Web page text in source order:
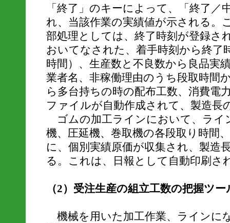
「終了」のキーによって、「終了／
れ、当該作業の実績値が示される。
部処理としては、終了時刻が登録さ
おいてなされた、着手時刻から終了
時間）、生産数と不良数から良品実
業者名、非稼働理由のうち段取時間
ら多台持ちの時の配布工数、消費電
ファイルが自動作成されて、製造長
ゴムの加工ラインにおいて、ライ
機、圧延機、巻取機の各段取り時間
に、個別実績原価が収集され、製造
る。これは、日報として自動印刷さ
（2）受注生産の組立工数の把握ツー
機械を用いた加工作業、ラインに